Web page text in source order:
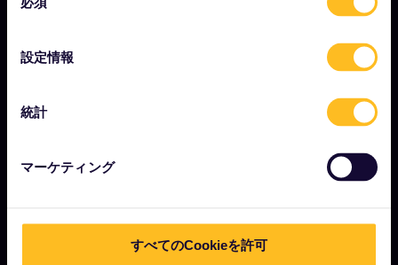
設定情報
統計
マーケティング
すべてのCookieを許可
Interrail影響報告書
ユーレイルとは？
マガジン
サステナビリティを意識した観光